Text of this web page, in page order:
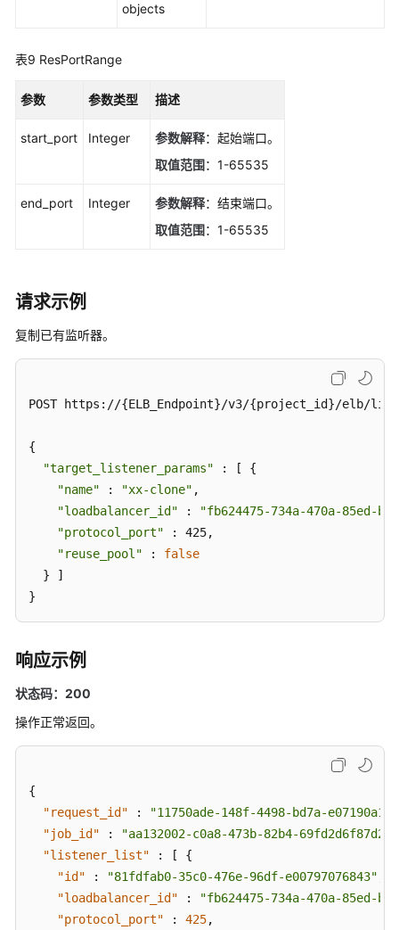
objects
表9 ResPortRange
参数 参数类型 描述
start_port Integer 参数解释：起始端口。
取值范围：1-65535
end_port Integer 参数解释：结束端口。
取值范围：1-65535
请求示例
复制已有监听器。
POST https://{ELB_Endpoint}/v3/{project_id}/elb/
{
"target_listener_params" : [ {
"name" : "xx-clone" ,
"loadbalancer_id" :
"fb624475-734a-470a-85ed-
"protocol_port" : 425,
"reuse_pool" : false
  } ]
}
响应示例
状态码：200
操作正常返回。
{
"request_id"
:
"11750ade-148f-4498-bd7a-
"job_id"
: "aa132002-c0a8-473b-82b4-69fd2d6f87d2"
"listener_list"
: [
{
"id"
: "81fdfab0-35c0-476e-96df-e00797076843"
"loadbalancer_id"
:
"fb624475-734a-470a-85ed-
"protocol_port"
: 425,